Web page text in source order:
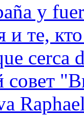
y
и те,
cerca